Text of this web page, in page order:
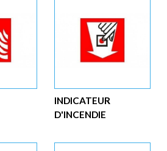
INDICATEUR
D'INCENDIE